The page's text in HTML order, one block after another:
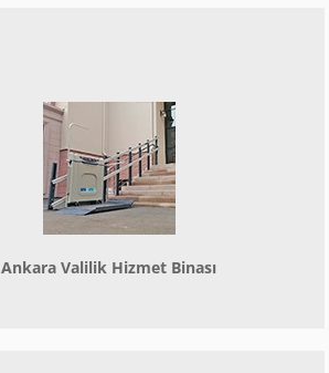
Ankara Valilik Hizmet Binası